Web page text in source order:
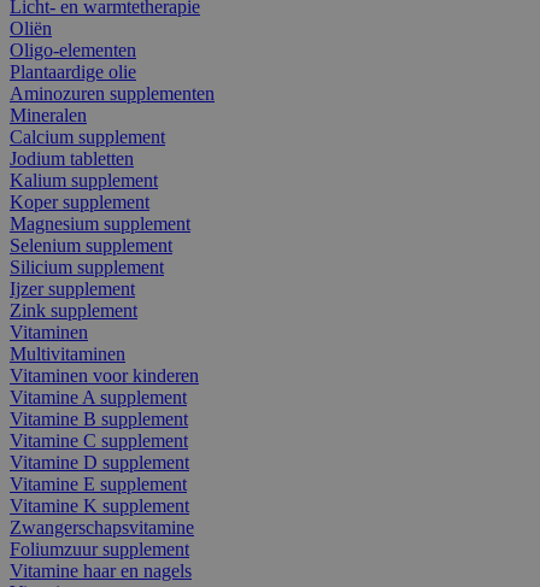
Licht- en warmtetherapie
Oliën
Oligo-elementen
Plantaardige olie
Aminozuren supplementen
Mineralen
Calcium supplement
Jodium tabletten
Kalium supplement
Koper supplement
Magnesium supplement
Selenium supplement
Silicium supplement
Ijzer supplement
Zink supplement
Vitaminen
Multivitaminen
Vitaminen voor kinderen
Vitamine A supplement
Vitamine B supplement
Vitamine C supplement
Vitamine D supplement
Vitamine E supplement
Vitamine K supplement
Zwangerschapsvitamine
Foliumzuur supplement
Vitamine haar en nagels